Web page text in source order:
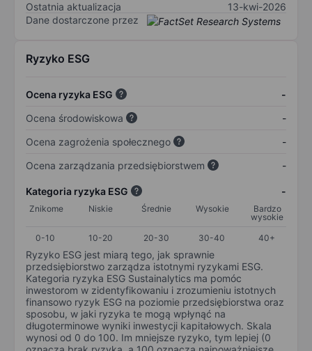
Ostatnia aktualizacja
13-kwi-2026
Dane dostarczone przez
Ryzyko ESG
Ocena ryzyka ESG
-
Ocena środowiskowa
-
Ocena zagrożenia społecznego
-
Ocena zarządzania przedsiębiorstwem
-
Kategoria ryzyka ESG -
Znikome Niskie Średnie Wysokie
Bardzo
wysokie
0-10
10-20 20-30 30-40 40+
Ryzyko ESG jest miarą tego, jak sprawnie
przedsiębiorstwo zarządza istotnymi ryzykami ESG.
Kategoria ryzyka ESG Sustainalytics ma pomóc
inwestorom w zidentyfikowaniu i zrozumieniu istotnych
finansowo ryzyk ESG na poziomie przedsiębiorstwa oraz
sposobu, w jaki ryzyka te mogą wpłynąć na
długoterminowe wyniki inwestycji kapitałowych. Skala
wynosi od 0 do 100. Im mniejsze ryzyko, tym lepiej (0